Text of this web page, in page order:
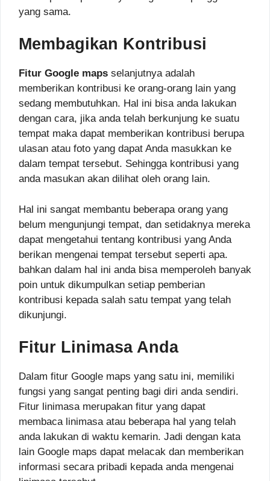
yang sama.
Membagikan Kontribusi
Fitur Google maps selanjutnya adalah
memberikan kontribusi ke orang-orang lain yang
sedang membutuhkan. Hal ini bisa anda lakukan
dengan cara, jika anda telah berkunjung ke suatu
tempat maka dapat memberikan kontribusi berupa
ulasan atau foto yang dapat Anda masukkan ke
dalam tempat tersebut. Sehingga kontribusi yang
anda masukan akan dilihat oleh orang lain.
Hal ini sangat membantu beberapa orang yang
belum mengunjungi tempat, dan setidaknya mereka
dapat mengetahui tentang kontribusi yang Anda
berikan mengenai tempat tersebut seperti apa.
bahkan dalam hal ini anda bisa memperoleh banyak
poin untuk dikumpulkan setiap pemberian
kontribusi kepada salah satu tempat yang telah
dikunjungi.
Fitur Linimasa Anda
Dalam fitur Google maps yang satu ini, memiliki
fungsi yang sangat penting bagi diri anda sendiri.
Fitur linimasa merupakan fitur yang dapat
membaca linimasa atau beberapa hal yang telah
anda lakukan di waktu kemarin. Jadi dengan kata
lain Google maps dapat melacak dan memberikan
informasi secara pribadi kepada anda mengenai